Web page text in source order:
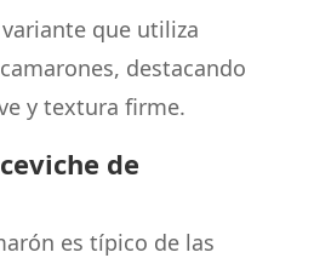
que utiliza
destacando
y textura firme.
de
es típico de las